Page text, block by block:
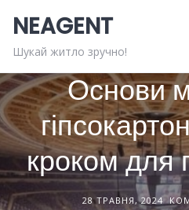
content
NEAGENT
Шукай житло зручно!
БУДІВНИЦТВО ТА
Основи
кроком для
28 ТРАВНЯ, 2024